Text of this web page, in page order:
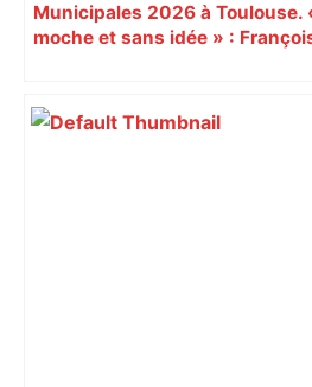
Municipales 2026 à Toulouse.
moche et sans idée » :
Augustins